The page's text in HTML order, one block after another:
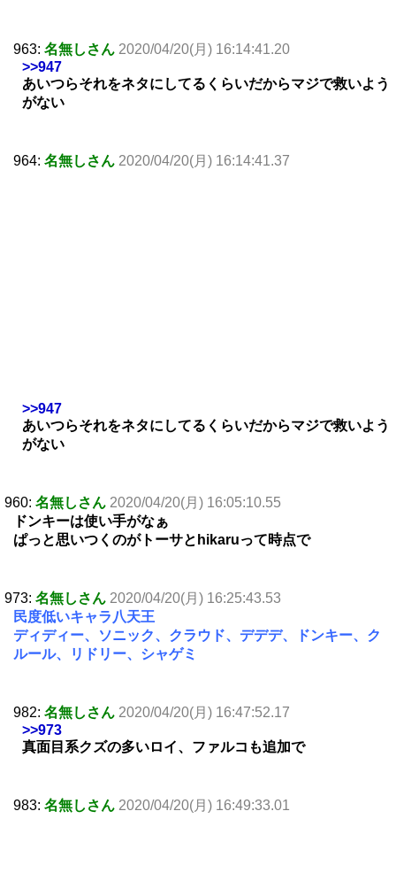
963: 名無しさん 2020/04/20(月) 16:14:41.20
>>947
あいつらそれをネタにしてるくらいだからマジで救いよう
がない
964: 名無しさん 2020/04/20(月) 16:14:41.37
>>947
あいつらそれをネタにしてるくらいだからマジで救いよう
がない
960: 名無しさん 2020/04/20(月) 16:05:10.55
ドンキーは使い手がなぁ
ぱっと思いつくのがトーサとhikaruって時点で
973: 名無しさん 2020/04/20(月) 16:25:43.53
民度低いキャラ八天王
ディディー、ソニック、クラウド、デデデ、ドンキー、ク
ルール、リドリー、シャゲミ
982: 名無しさん 2020/04/20(月) 16:47:52.17
>>973
真面目系クズの多いロイ、ファルコも追加で
983: 名無しさん 2020/04/20(月) 16:49:33.01